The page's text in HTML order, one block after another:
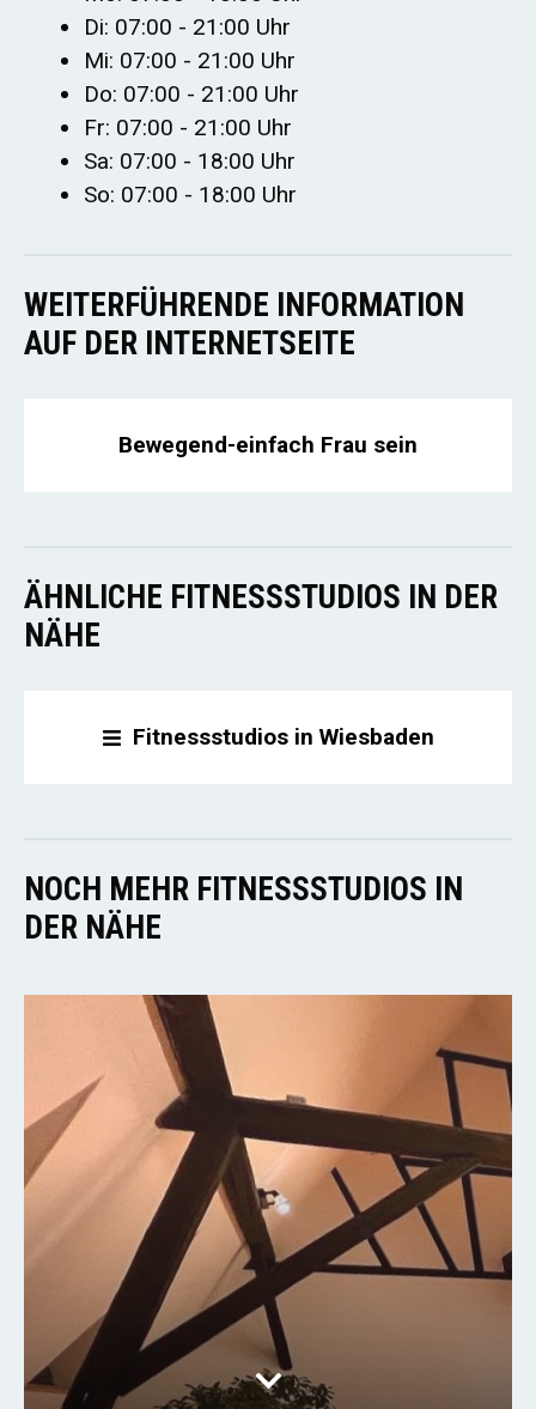
Di: 07:00 - 21:00 Uhr
Mi: 07:00 - 21:00 Uhr
Do: 07:00 - 21:00 Uhr
Fr: 07:00 - 21:00 Uhr
Sa: 07:00 - 18:00 Uhr
So: 07:00 - 18:00 Uhr
WEITERFÜHRENDE INFORMATION
AUF DER INTERNETSEITE
Bewegend-einfach Frau sein
ÄHNLICHE FITNESSSTUDIOS IN DER
NÄHE
Fitnessstudios in Wiesbaden
NOCH MEHR FITNESSSTUDIOS IN
DER NÄHE